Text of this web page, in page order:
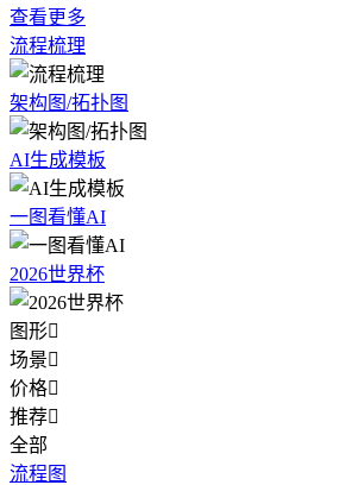
查看更多
流程梳理
架构图/拓扑图
AI生成模板
一图看懂AI
2026世界杯
图形
场景
价格
推荐
全部
流程图